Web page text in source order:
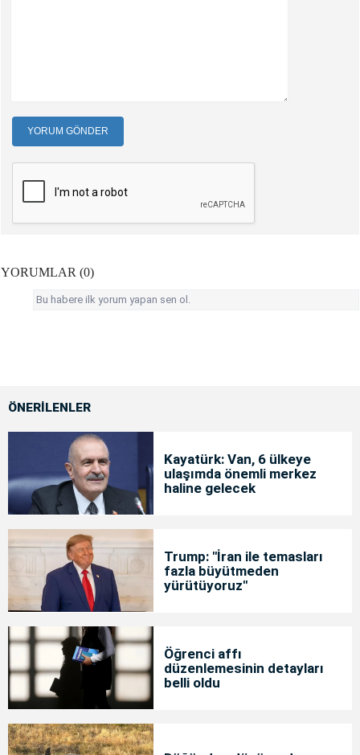
YORUM GÖNDER
YORUMLAR (0)
Bu habere ilk yorum yapan sen ol.
ÖNERİLENLER
Kayatürk: Van, 6 ülkeye
ulaşımda önemli merkez
haline gelecek
Trump: "İran ile temasları
fazla büyütmeden
yürütüyoruz"
Öğrenci affı
düzenlemesinin detayları
belli oldu